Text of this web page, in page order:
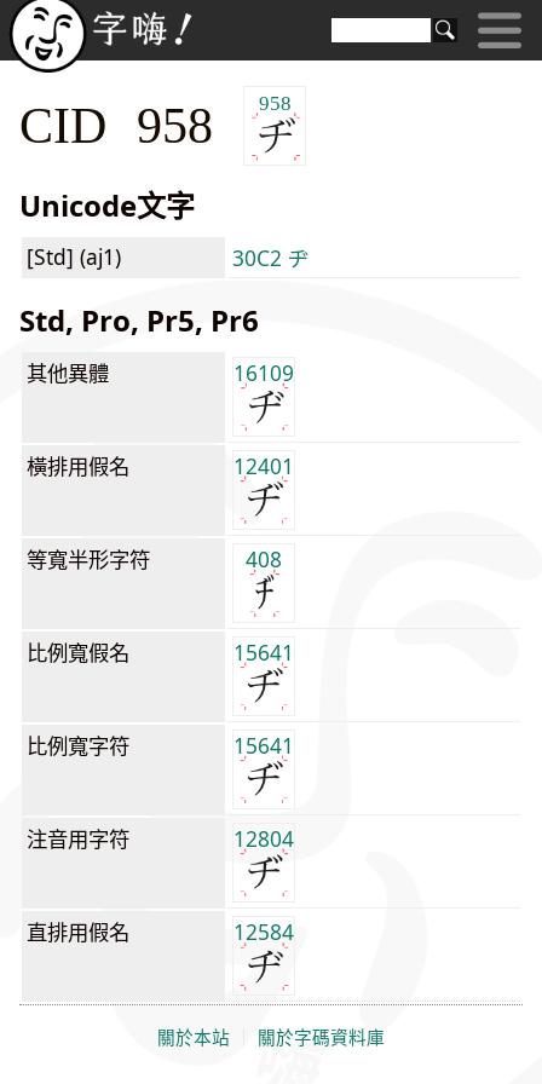
CID 958 958
Unicode文字
[Std] (aj1) 30C2 ヂ
Std, Pro, Pr5, Pr6
其他異體 16109
橫排用假名 12401
等寬半形字符 408
比例寬假名 15641
比例寬字符 15641
注音用字符 12804
直排用假名 12584
關於本站 關於字碼資料庫